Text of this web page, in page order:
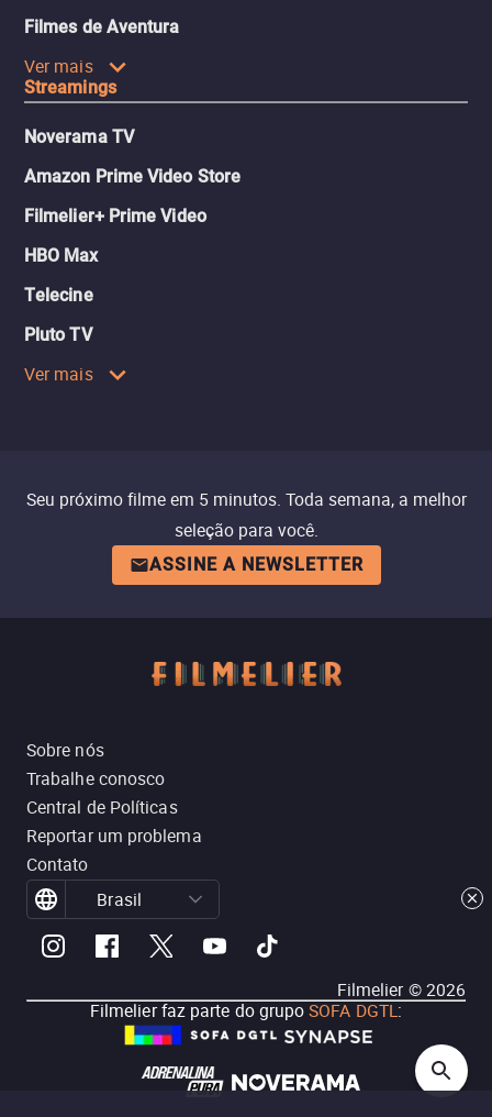
Filmes de Aventura
Ver mais
Streamings
Noverama TV
Amazon Prime Video Store
Filmelier+ Prime Video
HBO Max
Telecine
Pluto TV
Ver mais
Seu próximo filme em 5 minutos. Toda semana, a melhor
seleção para você.
ASSINE A NEWSLETTER
Sobre nós
Trabalhe conosco
Central de Políticas
Reportar um problema
Contato
Brasil
Filmelier ©2026
Filmelier faz parte do grupoSOFA DGTL: